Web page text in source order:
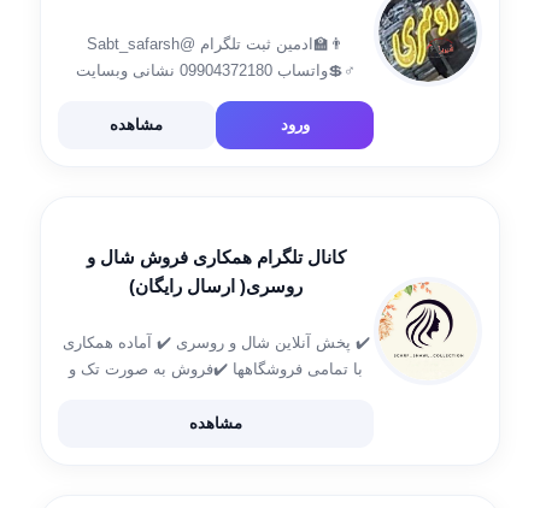
👨‍🏫ادمین ثبت تلگرام @Sabt_safarsh
♂️💲واتساب 09904372180 نشانی وبسایت
https://t.me/bijak53 آدرس جدید :مشهدمقدس
ورود مشاهده
کانال تلگرام همکاری فروش شال و
روسری( ارسال رایگان)
✔️ پخش آنلاین شال و روسری ✔️ آماده همکاری
با تمامی فروشگاهها ✔️فروش به صورت تک و
مشاهده